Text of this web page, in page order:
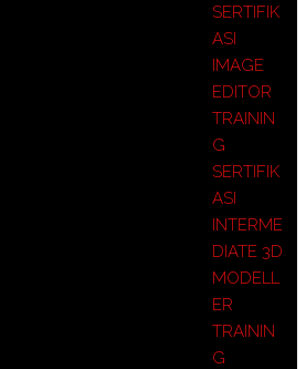
SERTIFIK
ASI
IMAGE
EDITOR
TRAININ
G
SERTIFIK
ASI
INTERME
DIATE 3D
MODELL
ER
TRAININ
G